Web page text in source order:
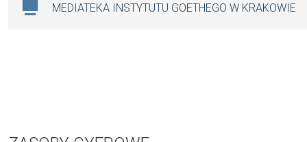
MEDIATEKA INSTYTUTU GOETHEGO W KRAKOWIE